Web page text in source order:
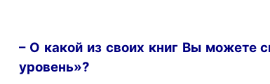
– О какой из своих книг Вы можете
уровень»?